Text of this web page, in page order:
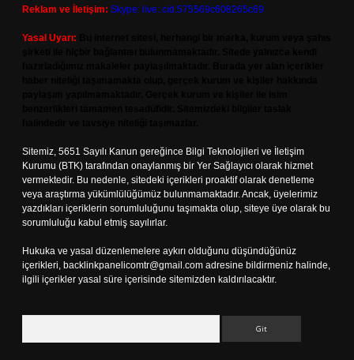
Reklam ve İletişim: Skype: live:.cid.575569c608265c69
Yasal Uyarı:
Sitemiz, 5651 Sayılı Kanun gereğince Bilgi Teknolojileri ve İletişim
Kurumu (BTK) tarafından onaylanmış bir Yer Sağlayıcı olarak hizmet
vermektedir. Bu nedenle, sitedeki içerikleri proaktif olarak denetleme
veya araştırma yükümlülüğümüz bulunmamaktadır. Ancak, üyelerimiz
yazdıkları içeriklerin sorumluluğunu taşımakta olup, siteye üye olarak bu
sorumluluğu kabul etmiş sayılırlar.
Hukuka ve yasal düzenlemelere aykırı olduğunu düşündüğünüz
içerikleri, backlinkpanelicomtr@gmail.com adresine bildirmeniz halinde,
ilgili içerikler yasal süre içerisinde sitemizden kaldırılacaktır.